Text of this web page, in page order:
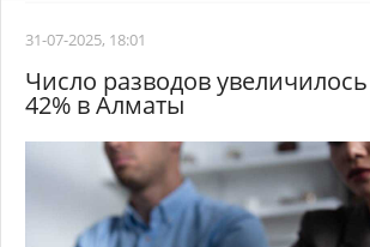
31-07-2025, 18:01
Число разводов
42% в Алматы